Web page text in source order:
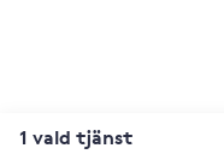
1 vald tjänst